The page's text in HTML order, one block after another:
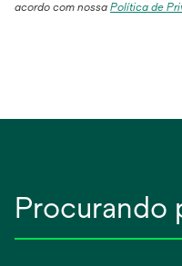
acordo com nossa Política de
Procurando